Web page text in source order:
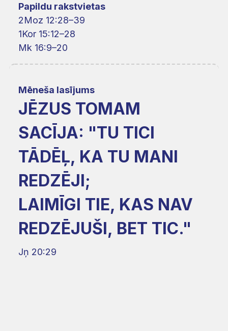
Papildu rakstvietas
2Moz 12:28–39
1Kor 15:12–28
Mk 16:9–20
Mēneša lasījums
JĒZUS TOMAM
SACĪJA: "TU TICI
TĀDĒĻ, KA TU MANI
REDZĒJI;
LAIMĪGI TIE, KAS NAV
REDZĒJUŠI, BET TIC."
Jņ 20:29